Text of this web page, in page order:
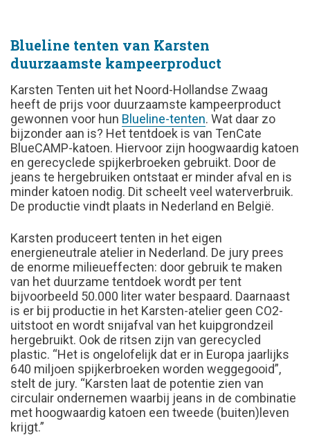
Blueline tenten van Karsten
duurzaamste kampeerproduct
Karsten Tenten uit het Noord-Hollandse Zwaag
heeft de prijs voor duurzaamste kampeerproduct
gewonnen voor hun Blueline-tenten. Wat daar zo
bijzonder aan is? Het tentdoek is van TenCate
BlueCAMP-katoen. Hiervoor zijn hoogwaardig katoen
en gerecyclede spijkerbroeken gebruikt. Door de
jeans te hergebruiken ontstaat er minder afval en is
minder katoen nodig. Dit scheelt veel waterverbruik.
De productie vindt plaats in Nederland en België.
Karsten produceert tenten in het eigen
energieneutrale atelier in Nederland. De jury prees
de enorme milieueffecten: door gebruik te maken
van het duurzame tentdoek wordt per tent
bijvoorbeeld 50.000 liter water bespaard. Daarnaast
is er bij productie in het Karsten-atelier geen CO2-
uitstoot en wordt snijafval van het kuipgrondzeil
hergebruikt. Ook de ritsen zijn van gerecycled
plastic. “Het is ongelofelijk dat er in Europa jaarlijks
640 miljoen spijkerbroeken worden weggegooid”,
stelt de jury. “Karsten laat de potentie zien van
circulair ondernemen waarbij jeans in de combinatie
met hoogwaardig katoen een tweede (buiten)leven
krijgt.”